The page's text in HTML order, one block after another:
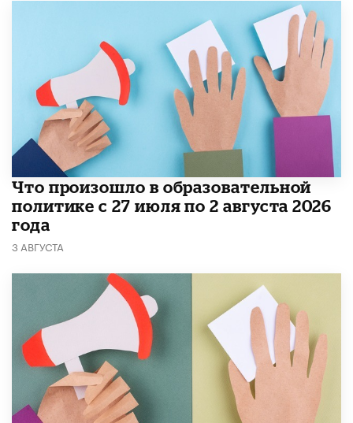
​Что произошло в образовательной
политике с 27 июля по 2 августа 2026
года
3 АВГУСТА